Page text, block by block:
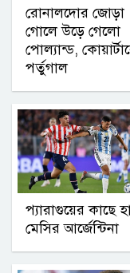
রোনালদোর জোড়া
গোলে উড়ে গেলো
পোল্যান্ড,
পর্তুগাল
প্যারাগুয়ের কাছে
মেসির আর্জেন্টিনা